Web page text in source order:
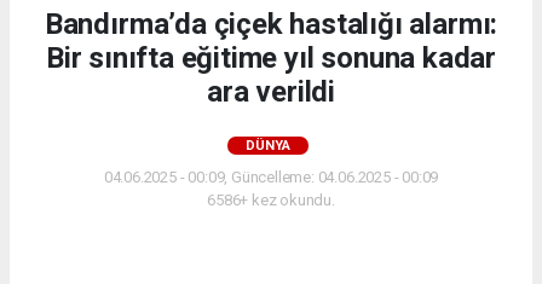
Bandırma’da çiçek hastalığı alarmı:
Bir sınıfta eğitime yıl sonuna kadar
ara verildi
DÜNYA
04.06.2025 - 00:09, Güncelleme: 04.06.2025 - 00:09
6586+ kez okundu.